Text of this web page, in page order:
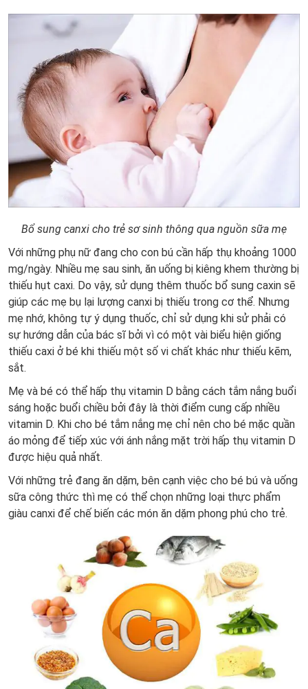
Bổ sung canxi cho trẻ sơ sinh thông qua nguồn sữa mẹ
Với những phụ nữ đang cho con bú cần hấp thụ khoảng 1000
mg/ngày. Nhiều mẹ sau sinh, ăn uống bị kiêng khem thường bị
thiếu hụt caxi. Do vậy, sử dụng thêm thuốc bổ sung caxin sẽ
giúp các mẹ bụ lại lượng canxi bị thiếu trong cơ thể. Nhưng
mẹ nhớ, không tự ý dụng thuốc, chỉ sử dụng khi sử phải có
sự hướng dẫn của bác sĩ bởi vì có một vài biểu hiện giống
thiếu caxi ở bé khi thiếu một số vi chất khác như thiếu kẽm,
sắt.
Mẹ và bé có thể hấp thụ vitamin D bằng cách tắm nắng buổi
sáng hoặc buổi chiều bởi đây là thời điểm cung cấp nhiều
vitamin D. Khi cho bé tắm nắng mẹ chỉ nên cho bé mặc quần
áo mỏng để tiếp xúc với ánh nắng mặt trời hấp thụ vitamin D
được hiệu quả nhất.
Với những trẻ đang ăn dặm, bên cạnh việc cho bé bú và uống
sữa công thức thì mẹ có thể chọn những loại thực phẩm
giàu canxi để chế biến các món ăn dặm phong phú cho trẻ.